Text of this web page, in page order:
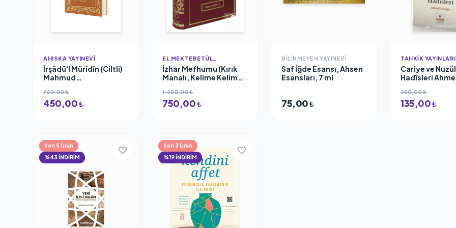
AHISKA YAYINEVI
İrşâdü'l Mürîdîn (Ciltli)
Mahmud
Yayınevi
760,00 ₺
450,00₺
EL MEKTEBETÜL
MAHMUDIYYE
İzhar Mefhumu (Kırık
Manalı, Kelime Kelime
El Mektebetül
Mahmudiyye
1.250,00 ₺
750,00₺
BILINMEYEN YAYINEVI
Saf İğde Esansı, Ahsen
Esansları, 7 ml
75,00₺
TAHKIK YAYINLARI
Cariye ve Nuzûl
Hadîsleri
250,00 ₺
135,00₺
Son 5 Ürün
%43 İNDİRİM
Son 3 Ürün
%19 İNDİRİM